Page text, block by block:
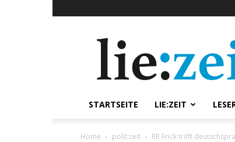
STARTSEITE LIE:ZEIT
Home polit:zeit RR Frick trifft